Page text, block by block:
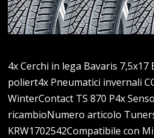
4x Cerchi in lega Bavaris 7,5x17
poliert4x Pneumatici invernali
WinterContact TS 870 P4x
ricambioNumero articolo
KRW1702542Compatibile con